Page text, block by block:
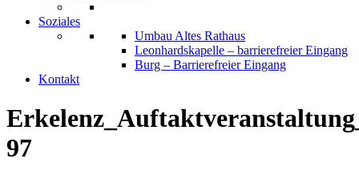
Soziales
Umbau Altes Rathaus
Leonhardskapelle – barrierefreier Eingang
Burg – Barrierefreier Eingang
Kontakt
97